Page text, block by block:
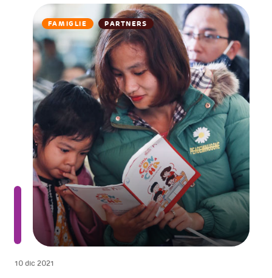
FAMIGLIE PARTNERS
10 dic 2021